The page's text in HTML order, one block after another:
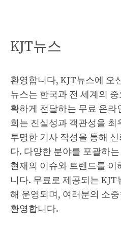
KJT뉴스
환영합니다, KJT뉴스에 오
뉴스는 한국과 전 세계의
확하게 전달하는 무료 온라
희는 진실성과 객관성을
투명한 기사 작성을 통해
다. 다양한 분야를 포괄하
현재의 이슈와 트렌드를 이
니다. 무료로 제공되는
해 운영되며, 여러분의 소
환영합니다.